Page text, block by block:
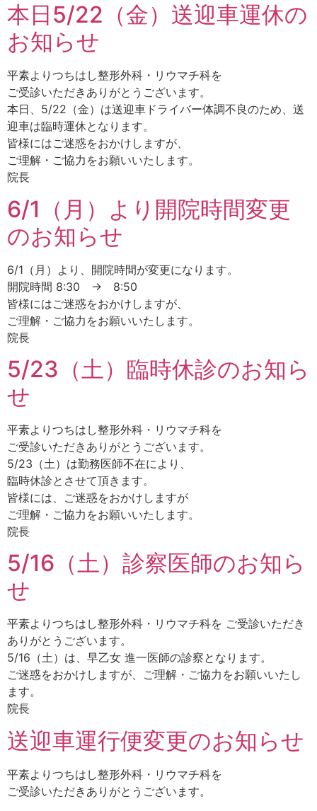
本日5/22（金）送迎車運休の
お知らせ
平素よりつちはし整形外科・リウマチ科を
ご受診いただきありがとうございます。
本日、5/22（金）は送迎車ドライバー体調不良のため、送
迎車は臨時運休となります。
皆様にはご迷惑をおかけしますが、
ご理解・ご協力をお願いいたします。
院長
6/1（月）より開院時間変更
のお知らせ
6/1（月）より、開院時間が変更になります。
開院時間 8:30 → 8:50
皆様にはご迷惑をおかけしますが、
ご理解・ご協力をお願いいたします。
院長
5/23（土）臨時休診のお知ら
せ
平素よりつちはし整形外科・リウマチ科を
ご受診いただきありがとうございます。
5/23（土）は勤務医師不在により、
臨時休診とさせて頂きます。
皆様には、ご迷惑をおかけしますが
ご理解・ご協力をお願いいたします。
院長
5/16（土）診察医師のお知ら
せ
平素よりつちはし整形外科・リウマチ科を ご受診いただき
ありがとうございます。
5/16（土）は、早乙女 進一医師の診察となります。
ご迷惑をおかけしますが、ご理解・ご協力をお願いいたし
ます。
院長
送迎車運行便変更のお知らせ
平素よりつちはし整形外科・リウマチ科を
ご受診いただきありがとうございます。